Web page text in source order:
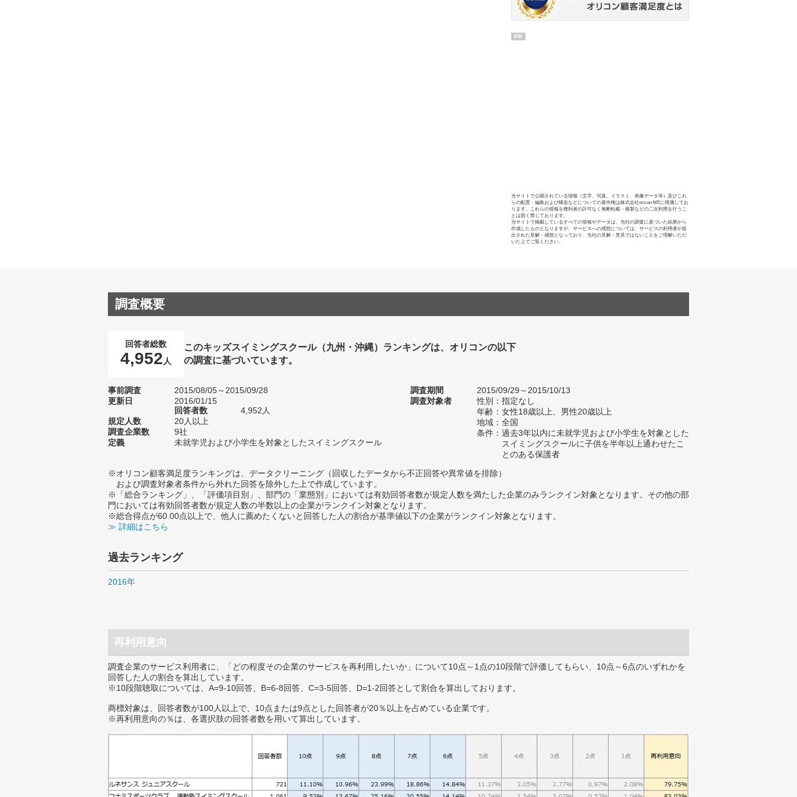
PR
当サイトで公開されている情報（文字、写真、イラスト、画像データ等）及びこれ
らの配置・編集および構造などについての著作権は株式会社oricon MEに帰属してお
ります。これらの情報を権利者の許可なく無断転載・複製などの二次利用を行うこ
とは固く禁じております。
当サイトで掲載しているすべての情報やデータは、当社の調査に基づいた結果から
作成したものとなりますが、サービスへの感想については、サービスの利用者が提
出された見解・感想となっており、当社の見解・意見ではないことをご理解いただ
いた上でご覧ください。
調査概要
回答者総数
4,952 人
このキッズスイミングスクール（九州・沖縄）ランキングは、オリコンの以下
の調査に基づいています。
事前調査
2015/08/05～2015/09/28
更新日
2016/01/15
回答者数
4,952人
規定人数
20人以上
調査企業数
9社
定義
未就学児および小学生を対象としたスイミングスクール
調査期間
2015/09/29～2015/10/13
調査対象者
性別：指定なし
年齢：女性18歳以上、男性20歳以上
地域：全国
条件：過去3年以内に未就学児および小学生を対象とした
スイミングスクールに子供を半年以上通わせたこ
とのある保護者
※オリコン顧客満足度ランキングは、データクリーニング（回収したデータから不正回答や異常値を排除）
および調査対象者条件から外れた回答を除外した上で作成しています。
※「総合ランキング」、「評価項目別」、部門の「業態別」においては有効回答者数が規定人数を満たした企業のみランクイン対象となります。その他の部
門においては有効回答者数が規定人数の半数以上の企業がランクイン対象となります。
※総合得点が60.00点以上で、他人に薦めたくないと回答した人の割合が基準値以下の企業がランクイン対象となります。
≫ 詳細はこちら
過去ランキング
2016年
再利用意向
調査企業のサービス利用者に、「どの程度その企業のサービスを再利用したいか」について10点～1点の10段階で評価してもらい、10点～6点のいずれかを
回答した人の割合を算出しています。
※10段階聴取については、A=9-10回答、B=6-8回答、C=3-5回答、D=1-2回答として割合を算出しております。
商標対象は、回答者数が100人以上で、10点または9点とした回答者が20％以上を占めている企業です。
※再利用意向の％は、各選択肢の回答者数を用いて算出しています。